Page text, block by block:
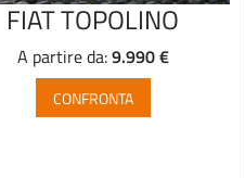
FIAT TOPOLINO
A partire da:9.990 €
CONFRONTA